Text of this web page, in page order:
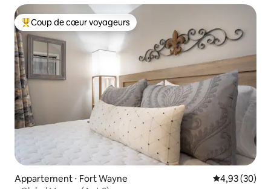
Coups de cœur voyageurs les plus appréciés
Coup de cœur voyageurs
Appartement ⋅ Fort Wayne Évaluation
4,93 (30)